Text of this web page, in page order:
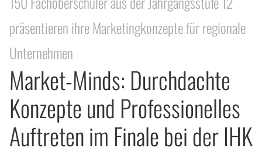
präsentieren ihre Marketingkonzepte für regionale
Unternehmen
Market-Minds: Durchdachte
Konzepte und Professionelles
Auftreten im Finale bei der IHK